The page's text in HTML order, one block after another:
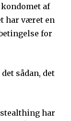
af
har været en
for
sådan, det
har